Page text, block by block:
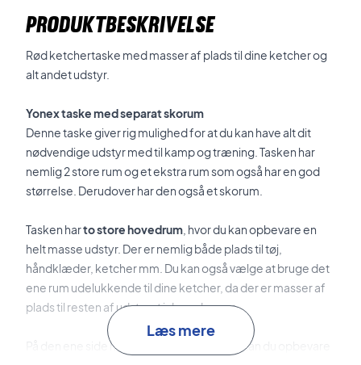
PRODUKTBESKRIVELSE
Rød ketchertaske med masser af plads til dine ketcher og
alt andet udstyr.
Yonex taske med separat skorum
Denne taske giver rig mulighed for at du kan have alt dit
nødvendige udstyr med til kamp og træning. Tasken har
nemlig 2 store rum og et ekstra rum som også har en god
størrelse. Derudover har den også et skorum.
Tasken harto store hovedrum , hvor du kan opbevare en
helt masse udstyr. Der er nemlig både plads til tøj,
håndklæder, ketcher mm. Du kan også vælge at bruge det
ene rum udelukkende til dine ketcher, da der er masser af
plads til resten af udstyret i de andre rum.
På den ene side har den
. Her kan du opbevare
Læs mere